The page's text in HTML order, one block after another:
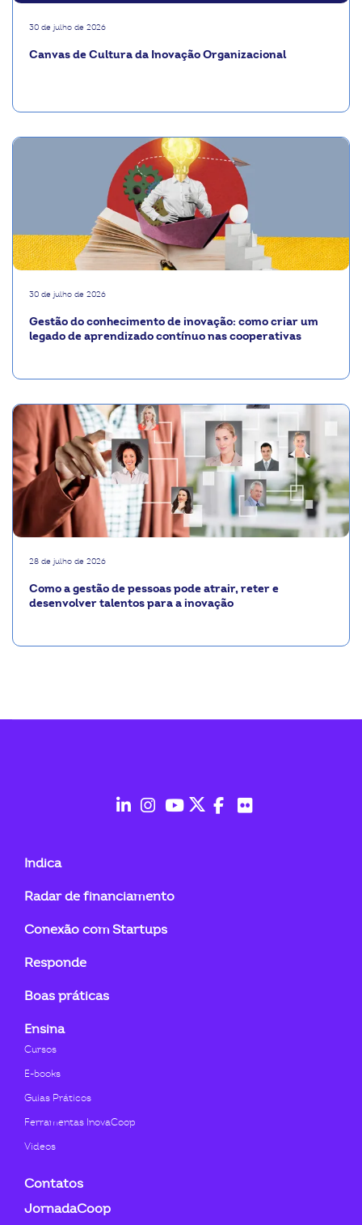
30 de julho de 2026
Canvas de Cultura da Inovação Organizacional
30 de julho de 2026
Gestão do conhecimento de inovação: como criar um
legado de aprendizado contínuo nas cooperativas
28 de julho de 2026
Como a gestão de pessoas pode atrair, reter e
desenvolver talentos para a inovação
in
Indica
Radar de financiamento
Conexão com Startups
Responde
Boas práticas
Ensina
Cursos
E-books
Guias Práticos
Ferramentas InovaCoop
Videos
Contatos
JornadaCoop